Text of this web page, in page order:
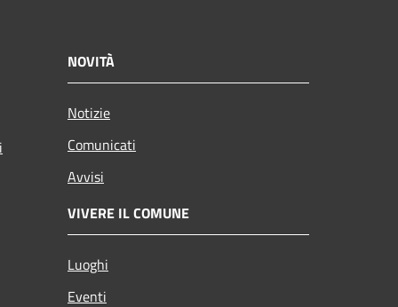
NOVITÀ
Notizie
Comunicati
Avvisi
VIVERE IL COMUNE
Luoghi
Eventi